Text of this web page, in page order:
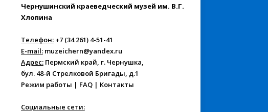
Чернушинский краеведческий музей им. В.Г.
Хлопина
Телефон:+7 (34 261) 4-51-41
E-mail: muzeichern@yandex.ru
Адрес:Пермский край, г. Чернушка,
бул. 48-й Стрелковой Бригады, д.1
Режим работы | FAQ| Контакты
Социальные сети: